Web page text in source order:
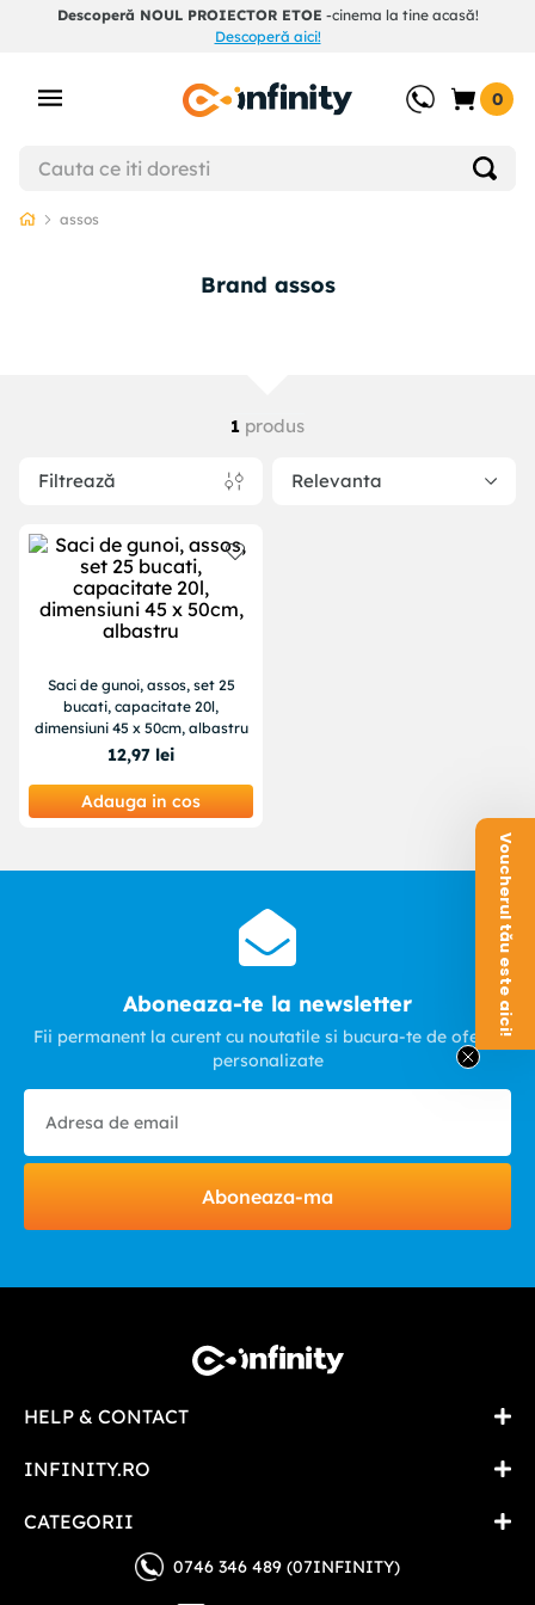
Descoperă NOUL PROIECTOR ETOE -cinema la tine acasă!
Descoperă aici!
0
assos
Brand assos
1 produs
Filtrează Relevanta
Saci de gunoi, assos, set 25
bucati, capacitate 20l,
dimensiuni 45 x 50cm, albastru
12,97 lei
Adauga in cos
Aboneaza-te la newsletter
Fii permanent la curent cu noutatile si bucura-te de oferte
personalizate
Aboneaza-ma
HELP & CONTACT
INFINITY.RO
CATEGORII
0746 346 489 (07INFINITY)
Voucherul tău este aici!